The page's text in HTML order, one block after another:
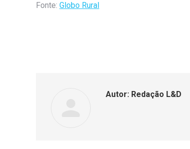
Fonte: Globo Rural
Autor: Redação L&D